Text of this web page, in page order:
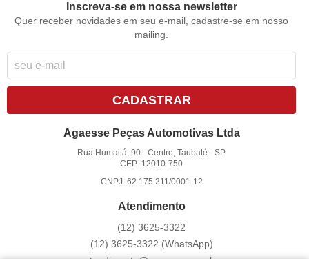
Inscreva-se em nossa newsletter
Quer receber novidades em seu e-mail, cadastre-se em nosso
mailing.
CADASTRAR
Agaesse Peças Automotivas Ltda
Rua Humaitá, 90 -Centro, Taubaté -SP
CEP: 12010-750
CNPJ: 62.175.211/0001-12
Atendimento
(12) 3625-3322
(12) 3625-3322 (WhatsApp)